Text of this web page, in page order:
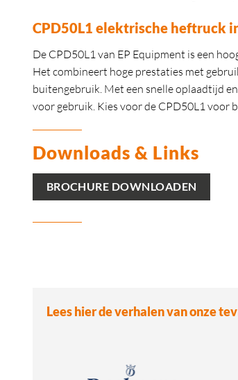
CPD50L1 elektrische heftruck
De CPD50L1 van EP Equipment is een
Het combineert hoge prestaties met
buitengebruik. Met een snelle oplaadtijd
voor gebruik. Kies voor de CPD50L1 voor
Downloads & Links
BROCHURE DOWNLOADEN
Lees hier de verhalen van onze